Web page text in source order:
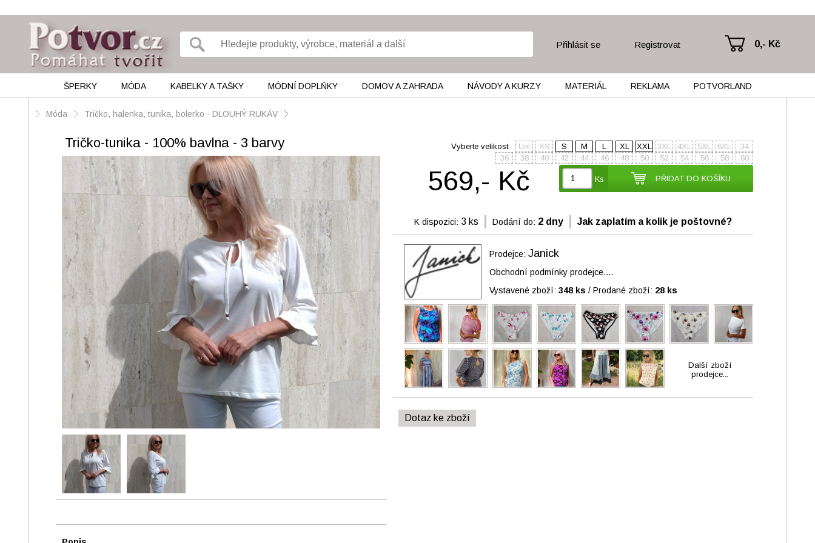
Přihlásit se Registrovat 0,- Kč
ŠPERKY MÓDA KABELKY A TAŠKY MÓDNÍ DOPLŇKY DOMOV A ZAHRADA NÁVODY A KURZY MATERIÁL REKLAMA POTVORLAND
Móda Tričko, halenka, tunika, bolerko - DLOUHÝ RUKÁV
Tričko-tunika - 100% bavlna - 3 barvy
569,- Kč
Vyberte velikost: Uni XS S M L XL XXL 3XL 4XL 5XL 6XL
34
36
38 40 42 44 46 48 50 52 54 56 58 60
Ks PŘIDAT DO KOŠÍKU
K dispozici: 3 ks Dodání do: 2 dny Jak zaplatím a kolik je poštovné?
Prodejce:Janick
Obchodní podmínky prodejce....
Vystavené zboží:348 ks /Prodané zboží: 28 ks
Další zboží
prodejce...
Dotaz ke zboží